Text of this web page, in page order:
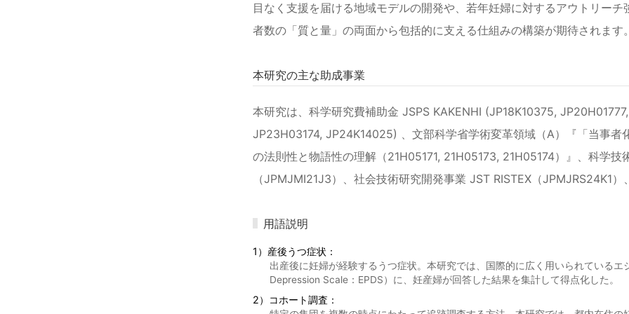
目なく支援を届ける地域モデルの開発や、若年妊婦に対するアウトリー
者数の「質と量」の両面から包括的に支える仕組みの構築が期待されます
本研究の主な助成事業
本研究は、科学研究費補助金 JSPS KAKENHI (JP18K10375,
JP23H03174, JP24K14025) 、文部科学省学術変革領域（A）『「当事者
の法則性と物語性の理解（21H05171, 21H05173, 21H05174）』、科学技
（JPMJMI21J3）、社会技術研究開発事業 JST RISTEX（JPMJRS24K1
用語説明
1）産後うつ症状：
出産後に妊婦が経験するうつ症状。本研究では、国際的に広く用いられている
Depression Scale：EPDS）に、妊産婦が回答した結果を集計して得点化した。
2）コホート調査：